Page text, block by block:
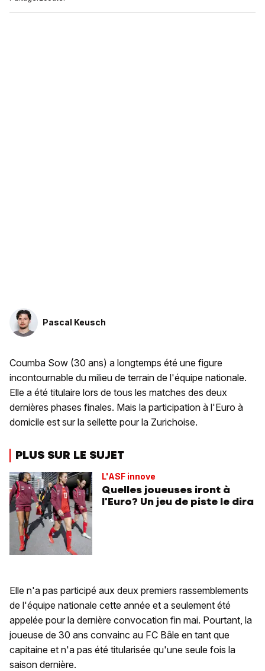
Pascal Keusch
Coumba Sow (30 ans) a longtemps été une figure
incontournable du milieu de terrain de l'équipe nationale.
Elle a été titulaire lors de tous les matches des deux
dernières phases finales. Mais la participation à l'Euro à
domicile est sur la sellette pour la Zurichoise.
PLUS SUR LE SUJET
L'ASF innove
Quelles joueuses iront à
l'Euro? Un jeu de piste le dira
Elle n'a pas participé aux deux premiers rassemblements
de l'équipe nationale cette année et a seulement été
appelée pour la dernière convocation fin mai. Pourtant, la
joueuse de 30 ans convainc au FC Bâle en tant que
capitaine et n'a pas été titularisée qu'une seule fois la
saison dernière.